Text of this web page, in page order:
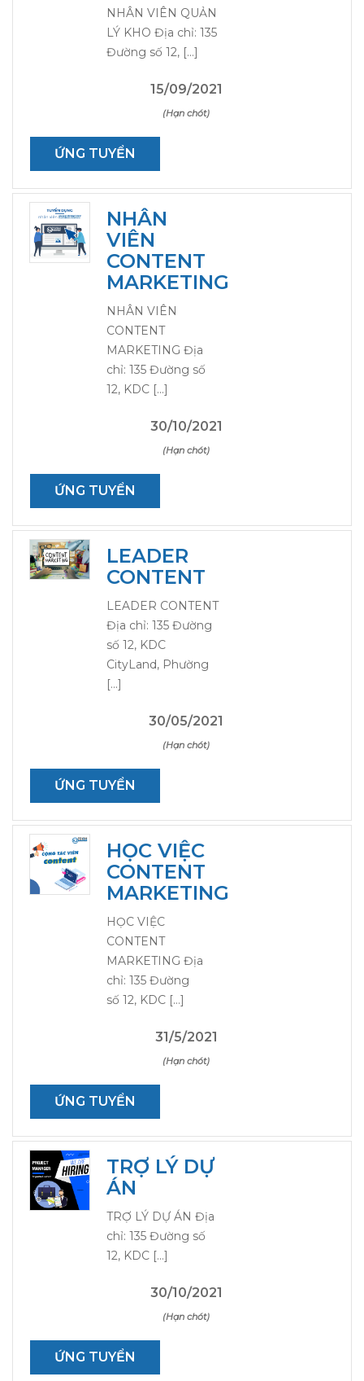
NHÂN VIÊN QUẢN
LÝ KHO Địa chỉ: 135
Đường số 12, […]
15/09/2021
(Hạn chót)
ỨNG TUYỂN
NHÂN
VIÊN
CONTENT
MARKETING
NHÂN VIÊN
CONTENT
MARKETING Địa
chỉ: 135 Đường số
12, KDC […]
30/10/2021
(Hạn chót)
ỨNG TUYỂN
LEADER
CONTENT
LEADER CONTENT
Địa chỉ: 135 Đường
số 12, KDC
CityLand, Phường
[…]
30/05/2021
(Hạn chót)
ỨNG TUYỂN
HỌC VIỆC
CONTENT
MARKETING
HỌC VIỆC
CONTENT
MARKETING Địa
chỉ: 135 Đường
số 12, KDC […]
31/5/2021
(Hạn chót)
ỨNG TUYỂN
TRỢ LÝ DỰ
ÁN
TRỢ LÝ DỰ ÁN Địa
chỉ: 135 Đường số
12, KDC […]
30/10/2021
(Hạn chót)
ỨNG TUYỂN